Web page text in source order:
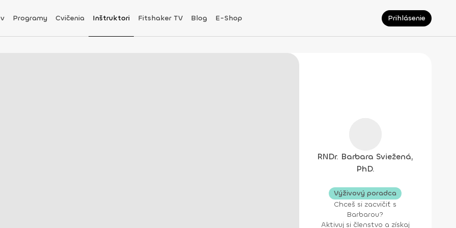
Programy Cvičenia Inštruktori Fitshaker TV Blog E-Shop Prihlásenie
RNDr. Barbara Sviežená,
PhD.
Výživový poradca
Chceš si zacvičiť s
Barbarou?
Aktivuj si členstvo a získaj